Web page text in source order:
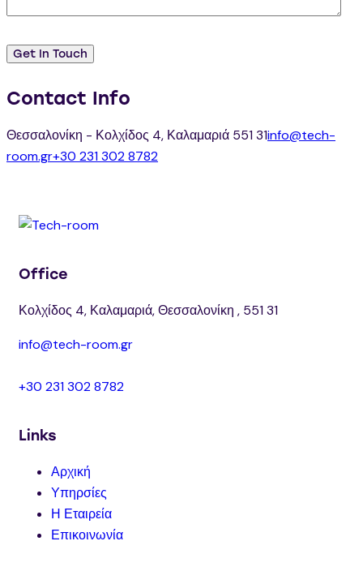
Contact Info
Θεσσαλονίκη - Κολχίδος 4, Καλαμαριά 551 31info@tech-
room.gr+30 231 302 8782
Office
Κολχίδος 4, Καλαμαριά, Θεσσαλονίκη , 551 31
info@tech-room.gr
+30 231 302 8782
Links
Αρχική
Υπηρσίες
Η Εταιρεία
Επικοινωνία